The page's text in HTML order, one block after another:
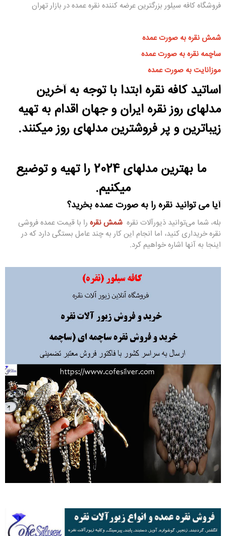
فروشگاه کافه سیلور بزرگترین عرضه کننده نقره عمده در بازار تهران
شمش نقره به صورت عمده
ساچمه نقره به صورت عمده
موزانایت به صورت عمده
اساتید کافه نقره ابتدا با توجه به آخرین
مدلهای روز نقره ایران و جهان اقدام به تهیه
زیباترین و پر فروشترین مدلهای روز میکنند.
ما بهترین مدلهای 2024 را تهیه و توضیع
میکنیم.
آیا می توانید نقره را به صورت عمده بخرید؟
بله، شما می‌توانید ذیورآلات نقره شمش نقره را با قیمت عمده فروشی
نقره خریداری کنید، اما انجام این کار به چند عامل بستگی دارد که در
اینجا به آنها اشاره خواهیم کرد.